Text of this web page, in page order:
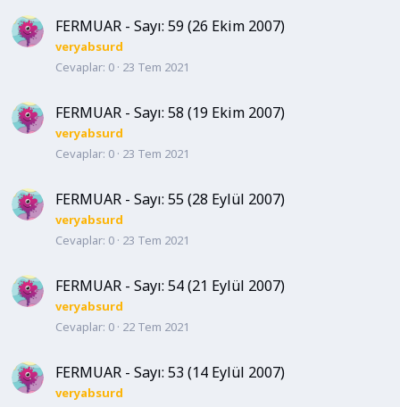
FERMUAR - Sayı: 59 (26 Ekim 2007)
veryabsurd
Cevaplar 0 23 Tem 2021
FERMUAR - Sayı: 58 (19 Ekim 2007)
veryabsurd
Cevaplar 0 23 Tem 2021
FERMUAR - Sayı: 55 (28 Eylül 2007)
veryabsurd
Cevaplar 0 23 Tem 2021
FERMUAR - Sayı: 54 (21 Eylül 2007)
veryabsurd
Cevaplar 0 22 Tem 2021
FERMUAR - Sayı: 53 (14 Eylül 2007)
veryabsurd